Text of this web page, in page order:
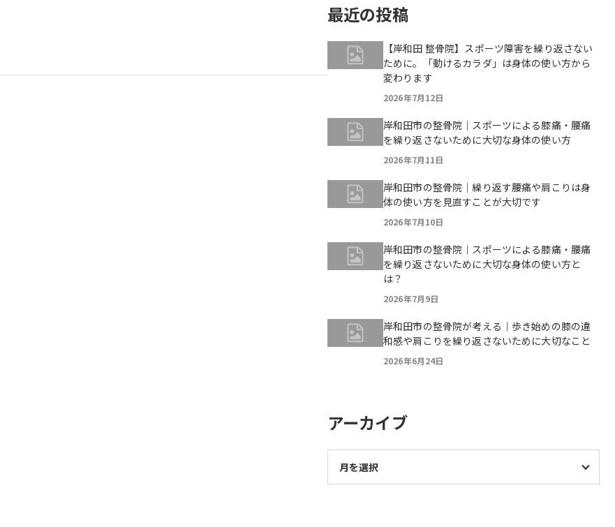
最近の投稿
【岸和田 整骨院】スポーツ障害を繰り返さない
ために。「動けるカラダ」は身体の使い方から
変わります
2026年7月12日
岸和田市の整骨院｜スポーツによる膝痛・腰痛
を繰り返さないために大切な身体の使い方
2026年7月11日
岸和田市の整骨院｜繰り返す腰痛や肩こりは身
体の使い方を見直すことが大切です
2026年7月10日
岸和田市の整骨院｜スポーツによる膝痛・腰痛
を繰り返さないために大切な身体の使い方と
は？
2026年7月9日
岸和田市の整骨院が考える｜歩き始めの膝の違
和感や肩こりを繰り返さないために大切なこと
2026年6月24日
アーカイブ